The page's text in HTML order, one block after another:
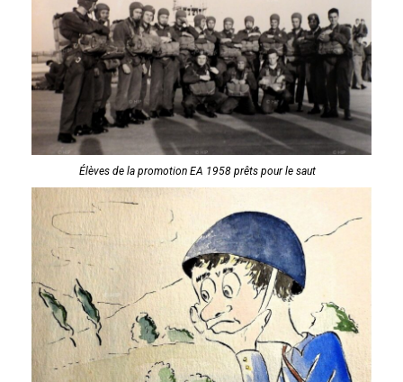
Élèves de la promotion EA 1958 prêts pour le saut